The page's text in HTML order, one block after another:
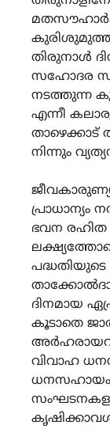
തിരുനാൾ
സഹോദര
നടത്തുന്ന
എന്നീ
താഴെക്കാട്
നിന്നും
പ്രാധാന്യം
ഭവന
പദ്ധതിയുടെ
ദിനമായ
കൂടാതെ
വിവാഹ
ധനസഹായം